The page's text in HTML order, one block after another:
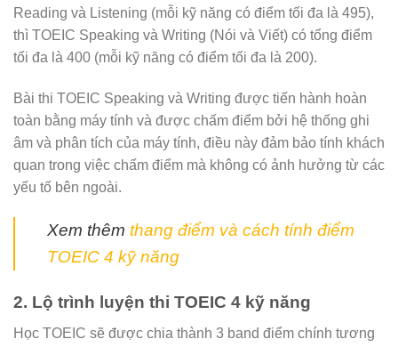
Reading và Listening (mỗi kỹ năng có điểm tối đa là 495),
thì TOEIC Speaking và Writing (Nói và Viết) có tổng điểm
tối đa là 400 (mỗi kỹ năng có điểm tối đa là 200).
Bài thi TOEIC Speaking và Writing được tiến hành hoàn
toàn bằng máy tính và được chấm điểm bởi hệ thống ghi
âm và phân tích của máy tính, điều này đảm bảo tính khách
quan trong việc chấm điểm mà không có ảnh hưởng từ các
yếu tố bên ngoài.
Xem thêm thang điểm và cách tính điểm
TOEIC 4 kỹ năng
2. Lộ trình luyện thi TOEIC 4 kỹ năng
Học TOEIC sẽ được chia thành 3 band điểm chính tương